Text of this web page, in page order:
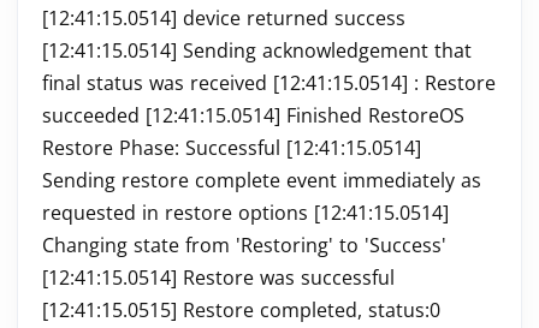
[12:41:15.0514] device returned success
[12:41:15.0514] Sending acknowledgement that
final status was received [12:41:15.0514] : Restore
succeeded [12:41:15.0514] Finished RestoreOS
Restore Phase: Successful [12:41:15.0514]
Sending restore complete event immediately as
requested in restore options [12:41:15.0514]
Changing state from 'Restoring' to 'Success'
[12:41:15.0514] Restore was successful
[12:41:15.0515] Restore completed, status:0